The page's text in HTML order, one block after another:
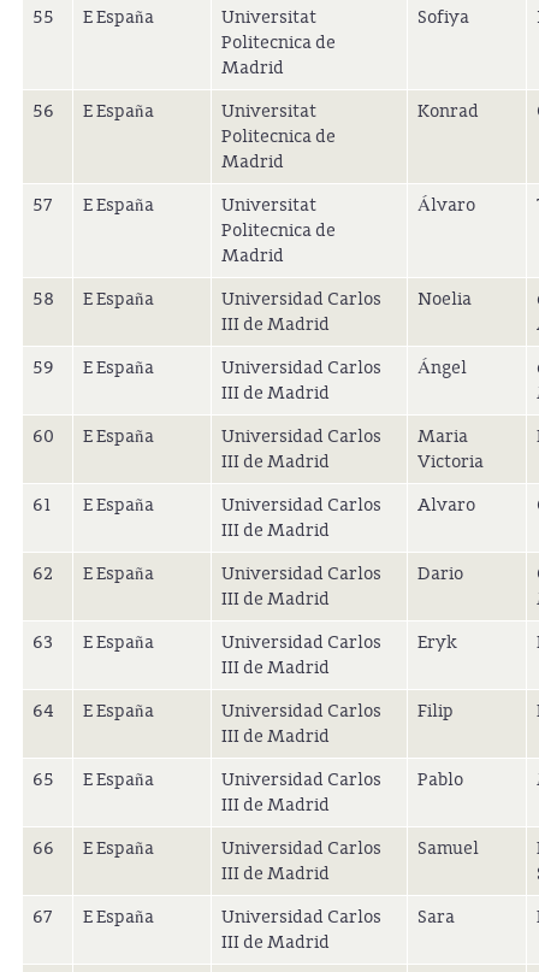
55 E España
Universitat
Politecnica de
Madrid
Sofiya
56 E España
Universitat
Politecnica de
Madrid
Konrad
57 E España
Universitat
Politecnica de
Madrid
Álvaro
58 E España
Universidad Carlos
III de Madrid
Noelia
59
E España
Universidad Carlos
III de Madrid
Ángel
60
E España
Universidad Carlos
III de Madrid
Maria
Victoria
61 E España
Universidad Carlos
III de Madrid
Alvaro
62 E España
Universidad Carlos
III de Madrid
Dario
63
E España
Universidad Carlos
III de Madrid
Eryk
64 E España
Universidad Carlos
III de Madrid
Filip
65 E España
Universidad Carlos
III de Madrid
Pablo
66 E España
Universidad Carlos
III de Madrid
Samuel
67
E España
Universidad Carlos
III de Madrid
Sara